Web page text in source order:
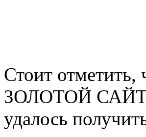
Стоит отметить,
ЗОЛОТОЙ САЙТ
удалось